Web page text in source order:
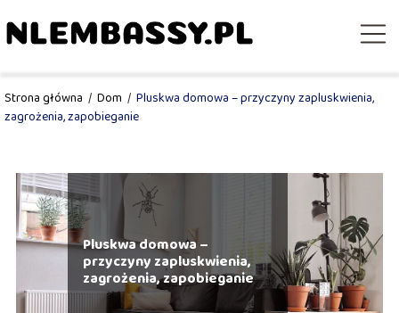
Strona główna / Dom / Pluskwa domowa – przyczyny zapluskwienia,
zagrożenia, zapobieganie
Pluskwa domowa –
przyczyny zapluskwienia,
zagrożenia, zapobieganie